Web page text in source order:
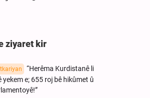
ziyaret kir
“Herêma Kurdistanê li
yekem e; 655 roj bê hikûmet û